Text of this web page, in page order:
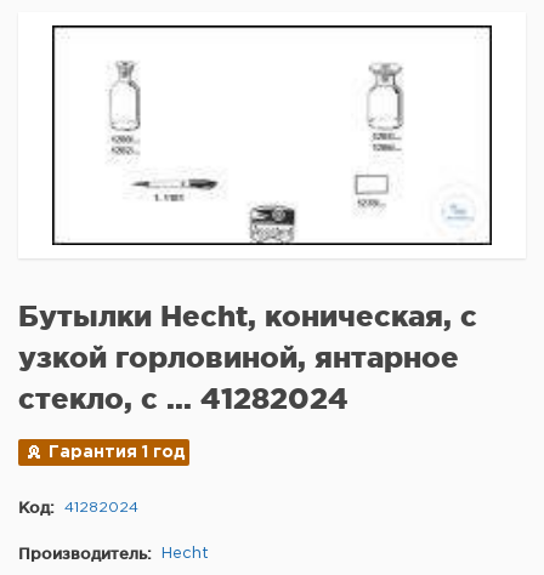
Бутылки Hecht, коническая, с
узкой горловиной, янтарное
стекло, с ... 41282024
Гарантия 1 год
Код: 41282024
Производитель: Hecht